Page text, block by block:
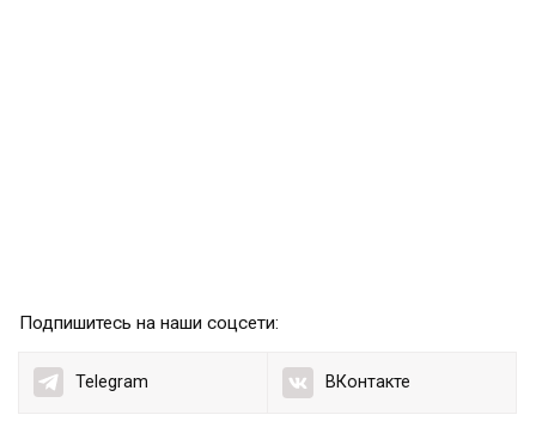
Подпишитесь на наши соцсети:
Telegram ВКонтакте